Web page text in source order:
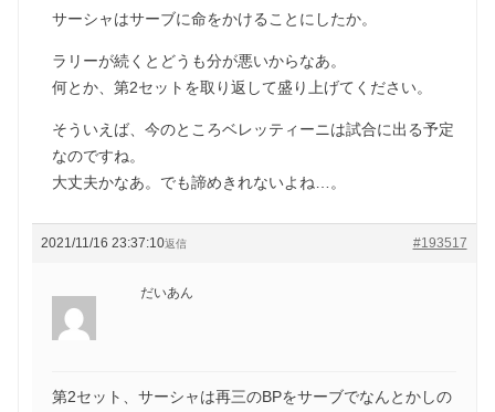
サーシャはサーブに命をかけることにしたか。
ラリーが続くとどうも分が悪いからなあ。
何とか、第2セットを取り返して盛り上げてください。
そういえば、今のところベレッティーニは試合に出る予定
なのですね。
大丈夫かなあ。でも諦めきれないよね…。
2021/11/16 23:37:10 #193517
返信
だいあん
第2セット、サーシャは再三のBPをサーブでなんとかしの